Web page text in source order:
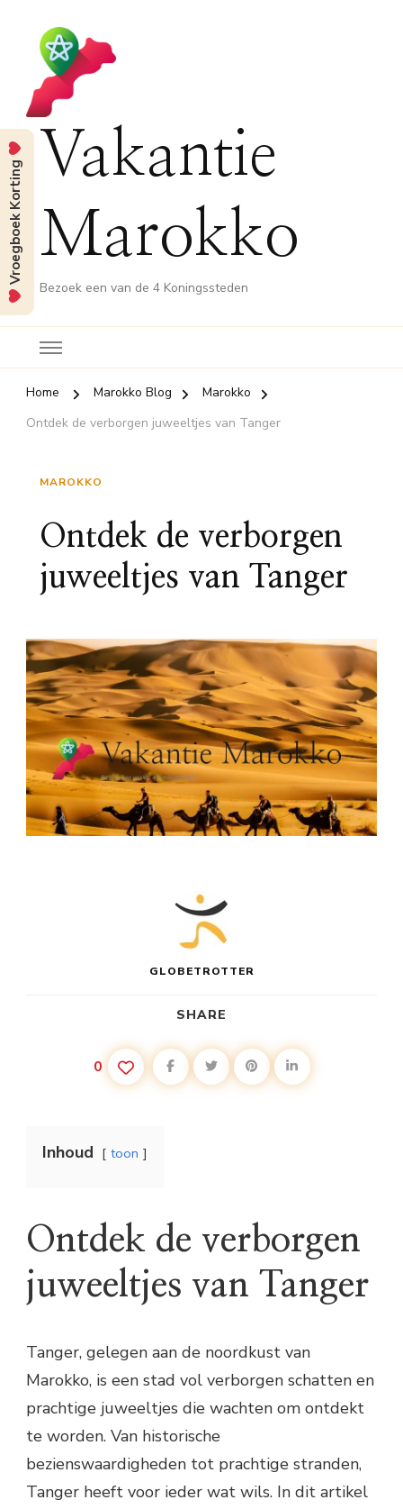
Vakantie
Marokko
Bezoek een van de 4 Koningssteden
Home Marokko Blog
Marokko
Ontdek de verborgen juweeltjes van Tanger
MAROKKO
Ontdek de verborgen
juweeltjes van Tanger
GLOBETROTTER
SHARE
0
Inhoud toon
Ontdek de verborgen
juweeltjes van Tanger
Tanger, gelegen aan de noordkust van
Marokko, is een stad vol verborgen schatten en
prachtige juweeltjes die wachten om ontdekt
te worden. Van historische
bezienswaardigheden tot prachtige stranden,
Tanger heeft voor ieder wat wils. In dit artikel
Vroegboek Korting